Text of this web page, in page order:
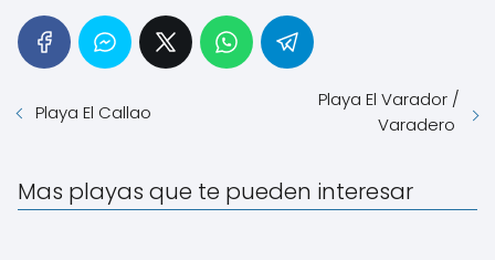
Playa El Callao
Playa El Varador /
Varadero
Mas playas que te pueden interesar